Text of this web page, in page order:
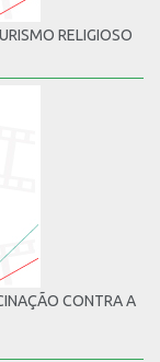
RELIGIOSO
CONTRA A